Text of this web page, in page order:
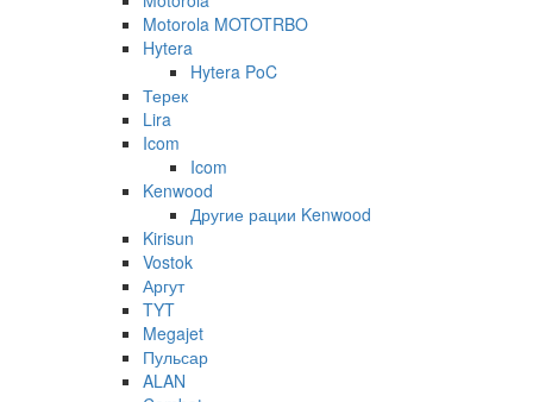
Motorola MOTOTRBO
Hytera
Hytera PoC
Терек
Lira
Icom
Icom
Kenwood
Другие рации Kenwood
Kirisun
Vostok
Аргут
TYT
Megajet
Пульсар
ALAN